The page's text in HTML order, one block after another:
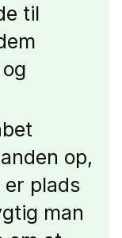
til
op,
er plads
man